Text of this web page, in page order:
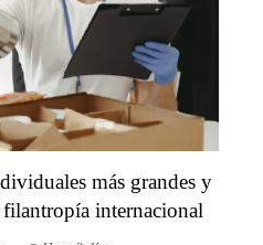
más grandes y
internacional